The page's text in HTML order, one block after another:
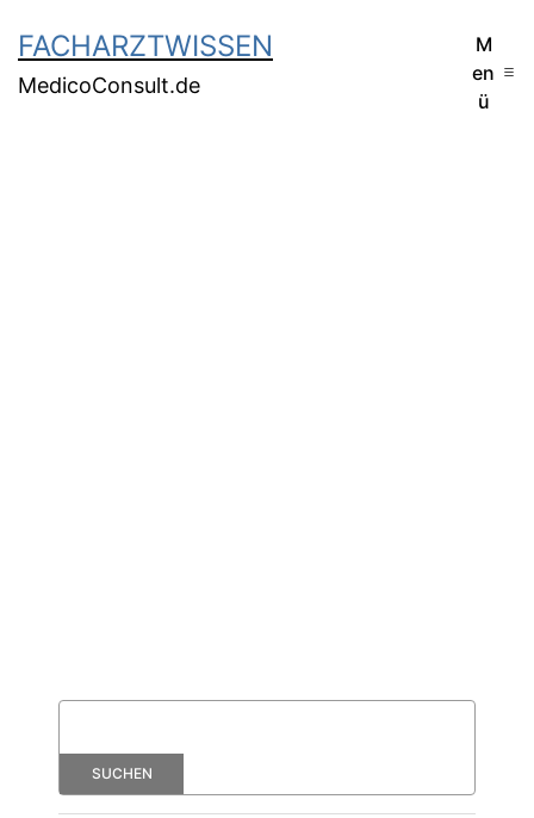
FACHARZTWISSEN
MedicoConsult.de
M
en
ü